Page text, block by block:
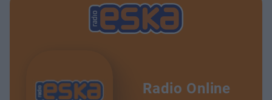
Radio Online